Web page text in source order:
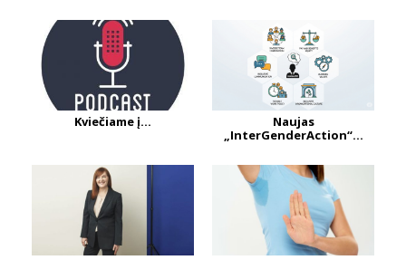
Kviečiame į...
Naujas
„InterGenderAction“...